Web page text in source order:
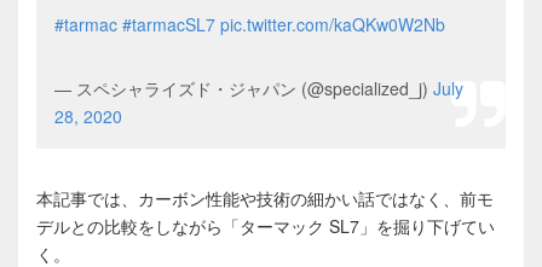
#tarmac #tarmacSL7 pic.twitter.com/kaQKw0W2Nb
— スペシャライズド・ジャパン (@specialized_j) July
28, 2020
本記事では、カーボン性能や技術の細かい話ではなく、前モ
デルとの比較をしながら「ターマック SL7」を掘り下げてい
く。